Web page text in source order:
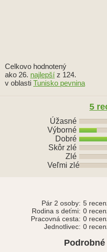
Celkovo hodnotený
ako 26. najlepší z 124.
v oblasti Tunisko pevnina
5
Úžasné
Výborné
Dobré
Skôr zlé
Zlé
Veľmi zlé
Pár 2 osoby: 5
Rodina s deťmi: 0
Pracovná cesta: 0
Jednotlivec: 0